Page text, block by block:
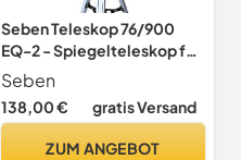
Seben Teleskop 76/900
EQ-2 - Spiegelteleskop für
die Astronomie inkl.
Smartphone Adapter,
Montierung, Okular Filter
Seben
138,00 € gratis Versand
ZUM ANGEBOT